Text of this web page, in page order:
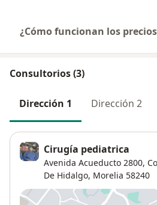
¿Cómo funcionan los
Consultorios (3)
Dirección 1 Dirección 2
Cirugía pediatrica
Avenida Acueducto 2800,
De Hidalgo, Morelia 58240